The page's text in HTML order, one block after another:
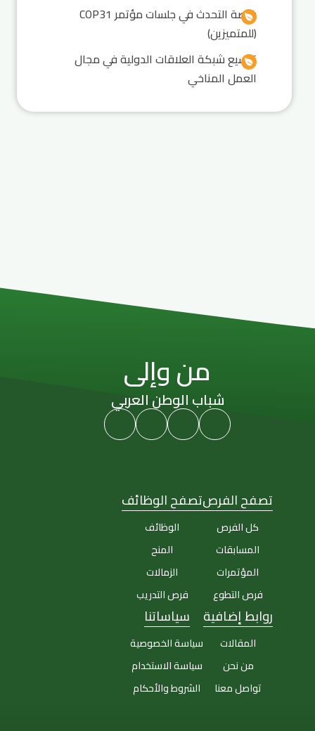
فرصة التحدث في جلسات مؤتمر COP31
(للمتميزين)
توسيع شبكة العلاقات الدولية في مجال
العمل المناخي
من وإلى
شباب الوطن العربي
تصفح الفرص
كل الفرص
المسابقات
المؤتمرات
فرص التطوع
تصفح الوظائف
الوظائف
المنح
الزمالات
فرص التدريب
روابط إضافية
المقالات
من نحن
تواصل معنا
سياساتنا
سياسة الخصوصية
سياسة الاستخدام
الشروط والأحكام